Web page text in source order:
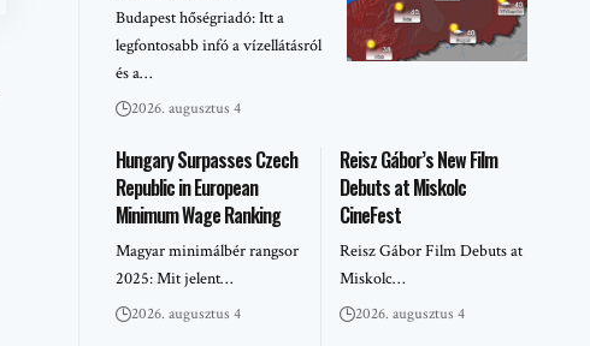
Budapest hőségriadó: Itt a
legfontosabb infó a vízellátásról
és a…
2026. augusztus 4
Hungary Surpasses Czech
Republic in European
Minimum Wage Ranking
Magyar minimálbér rangsor
2025: Mit jelent…
2026. augusztus 4
Reisz Gábor’s New Film
Debuts at Miskolc
CineFest
Reisz Gábor Film Debuts at
Miskolc…
2026. augusztus 4